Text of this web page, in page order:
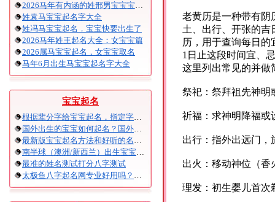
2026马年有内涵的姓邢男宝宝宝起名
姓袁马宝宝起名字大全
姓冯马宝宝起名，宝宝快要出生了
2026马年姓王起名大全：女宝宝篇
2026属马宝宝起名，女宝宝取名
马年6月出生马宝宝起名字大全
宝宝起名
根据辈分字给宝宝起名，指定字宝宝起名大全
国外出生的宝宝如何起名？国外出生宝宝八字起名时间怎么算？
最新版宝宝起名方法和好听的名字精选
南半球（澳洲/新西兰）出生宝宝五行八字起名以及时间推算
最准的姓名测试打分八字测试
太极鱼八字起名网专业好用吗？太极鱼起名怎么样？
老黄历是一种带有阴
土、出行、开张的吉
历，用于查询每日的
1日止这段时间宜、
这里列出常见的并做
祭祀：祭拜祖先神明
祈福：求神明降福或
出行：指外出远门，
出火：移动神位（香
理发：初生婴儿首次